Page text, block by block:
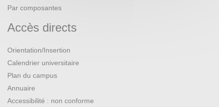
Par composantes
Accès directs
Orientation/Insertion
Calendrier universitaire
Plan du campus
Annuaire
Accessibilité : non conforme